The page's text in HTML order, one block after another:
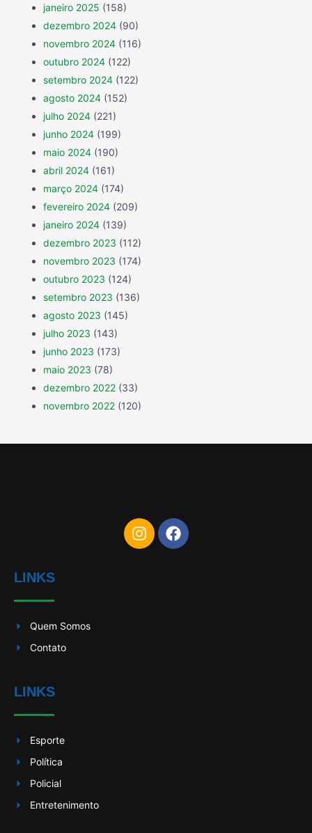
janeiro 2025 (158)
dezembro 2024 (90)
novembro 2024 (116)
outubro 2024 (122)
setembro 2024 (122)
agosto 2024 (152)
julho 2024 (221)
junho 2024 (199)
maio 2024 (190)
abril 2024 (161)
março 2024 (174)
fevereiro 2024 (209)
janeiro 2024 (139)
dezembro 2023 (112)
novembro 2023 (174)
outubro 2023 (124)
setembro 2023 (136)
agosto 2023 (145)
julho 2023 (143)
junho 2023 (173)
maio 2023 (78)
dezembro 2022 (33)
novembro 2022 (120)
LINKS
Quem Somos
Contato
LINKS
Esporte
Política
Policial
Entretenimento